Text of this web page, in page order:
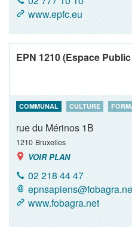
www.epfc.eu
EPN 1210 (Espace
COMMUNAL CULTURE
rue du Mérinos 1B
1210 Bruxelles
VOIR PLAN
02 218 44 47
www.fobagra.net